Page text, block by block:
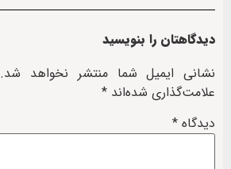
دیدگاهتان را بنویسید
نشانی ایمیل شما منتشر نخواهد شد.
علامت‌گذاری شده‌اند *
دیدگاه *